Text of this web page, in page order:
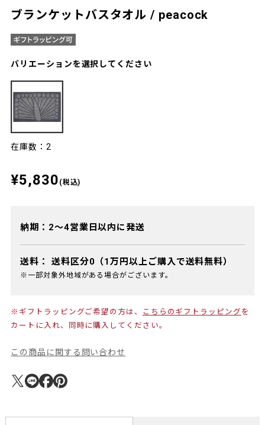
ブランケットバスタオル / peacock
バリエーションを選択してください
在庫数：2
¥5,830 (税込)
納期：2～4営業日以内に発送
送料： 送料区分0（1万円以上ご購入で送料無料）
※一部対象外地域がある場合がございます。
※ギフトラッピングご希望の方は、 こちらのギフトラッピング を
カートに入れ、同時に購入してください。
この商品に関する問い合わせ